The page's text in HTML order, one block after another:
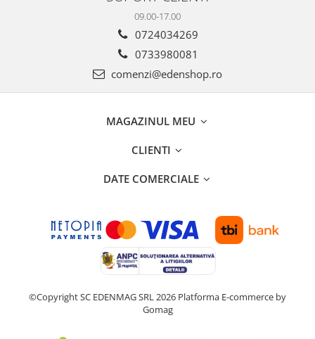
09.00-17.00
0724034269
0733980081
comenzi@edenshop.ro
MAGAZINUL MEU
CLIENTI
DATE COMERCIALE
©Copyright SC EDENMAG SRL 2026 Platforma E-commerce by
Gomag